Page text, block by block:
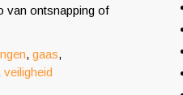
van ontsnapping of
, gaas,
veiligheid